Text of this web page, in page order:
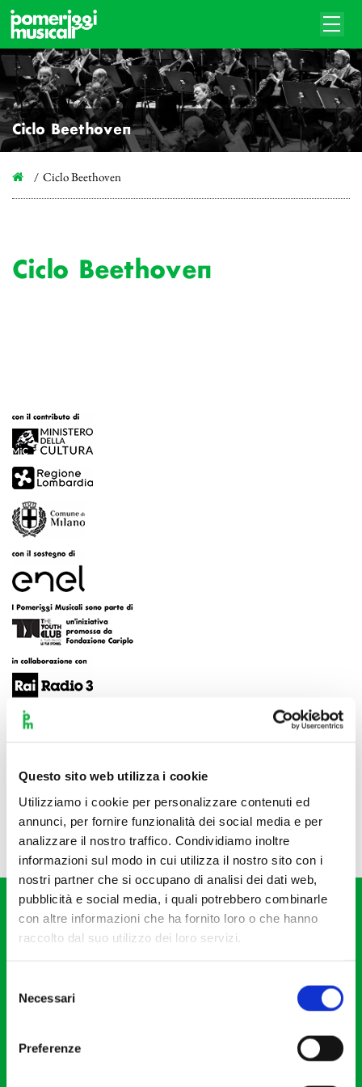
Questo sito web utilizza i cookie
Utilizziamo i cookie per personalizzare contenuti ed
annunci, per fornire funzionalità dei social media e per
analizzare il nostro traffico. Condividiamo inoltre
informazioni sul modo in cui utilizza il nostro sito con i
nostri partner che si occupano di analisi dei dati web,
pubblicità e social media, i quali potrebbero combinarle
con altre informazioni che ha fornito loro o che hanno
raccolto dal suo utilizzo dei loro servizi.
delNecessari
Preferenze
Ciclo Beethoven
Ciclo Beethoven
Ciclo Beethoven
Fondazione I Pomeriggi Musicali
Partita Iva 04410060158